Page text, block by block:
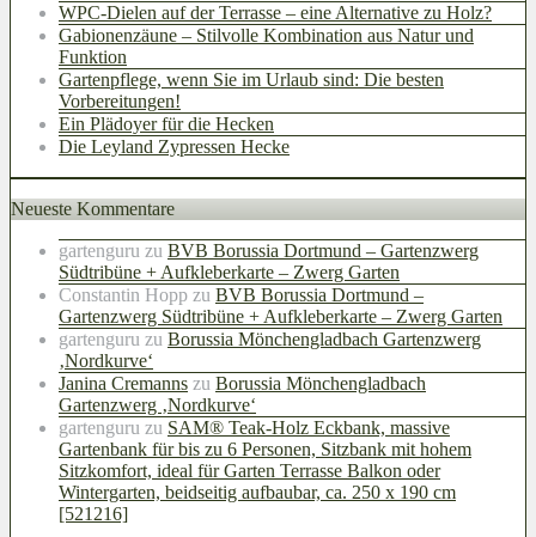
WPC-Dielen auf der Terrasse – eine Alternative zu Holz?
Gabionenzäune – Stilvolle Kombination aus Natur und
Funktion
Gartenpflege, wenn Sie im Urlaub sind: Die besten
Vorbereitungen!
Ein Plädoyer für die Hecken
Die Leyland Zypressen Hecke
Neueste Kommentare
gartenguru zu BVB Borussia Dortmund – Gartenzwerg
Südtribüne + Aufkleberkarte – Zwerg Garten
Constantin Hopp zu BVB Borussia Dortmund –
Gartenzwerg Südtribüne + Aufkleberkarte – Zwerg Garten
gartenguru zu Borussia Mönchengladbach Gartenzwerg
‚Nordkurve‘
Janina Cremanns zu Borussia Mönchengladbach
Gartenzwerg ‚Nordkurve‘
gartenguru zu SAM® Teak-Holz Eckbank, massive
Gartenbank für bis zu 6 Personen, Sitzbank mit hohem
Sitzkomfort, ideal für Garten Terrasse Balkon oder
Wintergarten, beidseitig aufbaubar, ca. 250 x 190 cm
[521216]